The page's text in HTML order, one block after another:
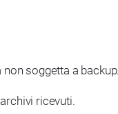
soggetta a backup.
ricevuti.